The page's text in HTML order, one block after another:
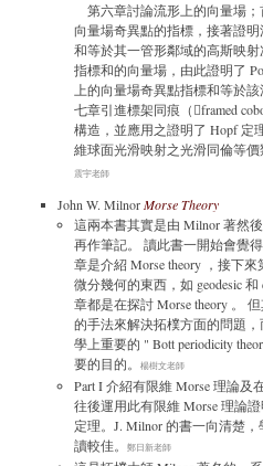
第六章討論流形上的向量場
向量場奇異點的指標，接著證
和等於其一管形鄰域的高斯映
指標和的向量場，由此證明了
上的向量場奇異點指標和等於
七章引進標架同痕（framed
構造，並應用之證明了 Hopf 定
維球面光滑映射之光滑同倫等價
震宇老師
John W. MilnorMorse Theory
這兩本書其實是由 Milnor 著然
再作筆記。 讀此書一開始會覺
章是介紹 Morse theory ，接下
微分幾何的東西，如 geodesic 和
章都是在探討 Morse theory 。
的手法來解決拓樸方面的問題
學上重要的 " Bott periodicity
要的目的。
楊樹文老師
Part I 介紹有限維 Morse 理論及
往後運用此有限維 Morse 理論
定理。J. Milnor 的書一向清楚
讀較佳。
鄭日新老師